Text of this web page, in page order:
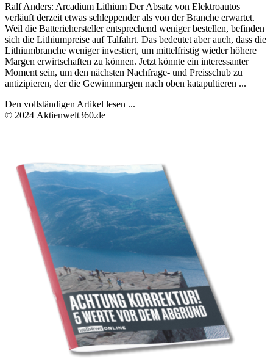
Ralf Anders: Arcadium Lithium Der Absatz von Elektroautos
verläuft derzeit etwas schleppender als von der Branche erwartet.
Weil die Batteriehersteller entsprechend weniger bestellen, befinden
sich die Lithiumpreise auf Talfahrt. Das bedeutet aber auch, dass die
Lithiumbranche weniger investiert, um mittelfristig wieder höhere
Margen erwirtschaften zu können. Jetzt könnte ein interessanter
Moment sein, um den nächsten Nachfrage- und Preisschub zu
antizipieren, der die Gewinnmargen nach oben katapultieren ...
Den vollständigen Artikel lesen ...
© 2024 Aktienwelt360.de